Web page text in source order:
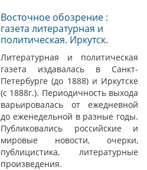
Восточное обозрение :
газета литературная и
политическая. Иркутск.
Литературная и политическая
газета издавалась в Санкт-
Петербурге (до 1888) и Иркутске
(с 1888г.). Периодичность выхода
варьировалась от ежедневной
до еженедельной в разные годы.
Публиковались российские и
мировые новости, очерки,
публицистика, литературные
произведения.